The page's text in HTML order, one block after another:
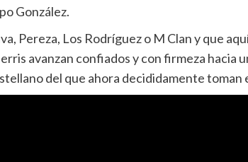
González.
Pereza, Los Rodríguez o M Clan y que
avanzan confiados y con firmeza hacia
del que ahora decididamente toman